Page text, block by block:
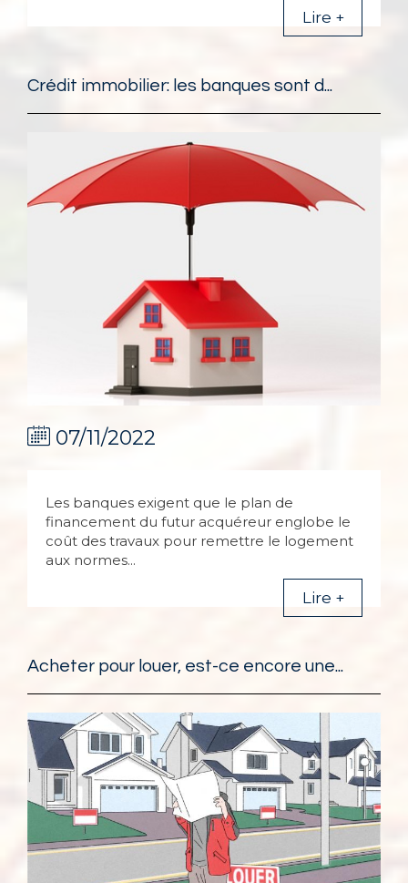
Lire +
Crédit immobilier: les banques sont d...
07/11/2022
Les banques exigent que le plan de
financement du futur acquéreur englobe le
coût des travaux pour remettre le logement
aux normes...
Lire +
Acheter pour louer, est-ce encore une...